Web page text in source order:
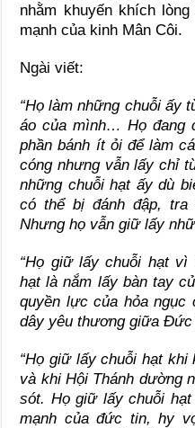
nhằm khuyến khích
mạnh của kinh Mân Côi.
Ngài viết:
“Họ làm những chuỗi ấy
áo của mình… Họ đang
phần bánh ít ỏi để làm
cóng nhưng vẫn lấy chỉ
những chuỗi hạt ấy dù
có thể bị đánh đập,
Nhưng họ vẫn giữ lấy
“Họ giữ lấy chuỗi hạt
hạt là nắm lấy bàn tay
quyền lực của hỏa ngục
dây yêu thương giữa Đức
“Họ giữ lấy chuỗi hạt khi
và khi Hội Thánh dường
sót. Họ giữ lấy chuỗi
mạnh của đức tin, hy